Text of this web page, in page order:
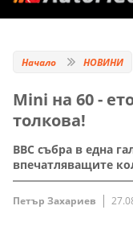
Начало НОВИНИ
Mini на 60 -
толкова!
BBC събра в една
впечатляващите
Петър Захариев